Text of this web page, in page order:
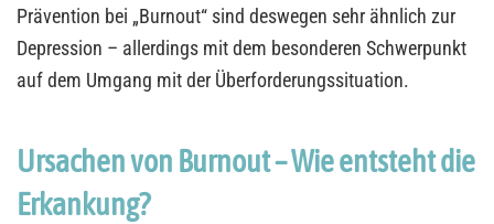
Prävention bei „Burnout“ sind deswegen sehr ähnlich zur
Depression – allerdings mit dem besonderen Schwerpunkt
auf dem Umgang mit der Überforderungssituation.
Ursachen von Burnout – Wie entsteht die
Erkankung?